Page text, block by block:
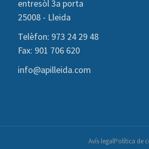
entresòl 3a porta
25008 - Lleida
Telèfon: 973 24 29 48
Fax: 901 706 620
info@apilleida.com
Avís legalPolítica de